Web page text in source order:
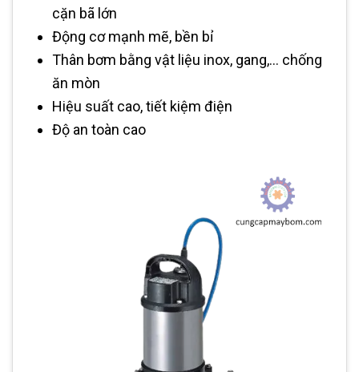
cặn bã lớn
Động cơ mạnh mẽ, bền bỉ
Thân bơm bằng vật liệu inox, gang,... chống
ăn mòn
Hiệu suất cao, tiết kiệm điện
Độ an toàn cao